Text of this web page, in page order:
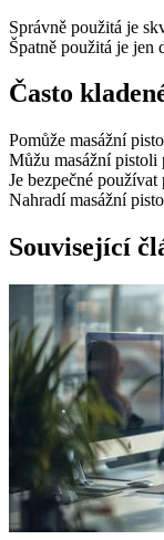
Správně použitá je
Špatně použitá je jen
Často
Pomůže masážní
Můžu masážní pistoli
Je bezpečné
Nahradí masážní
Související